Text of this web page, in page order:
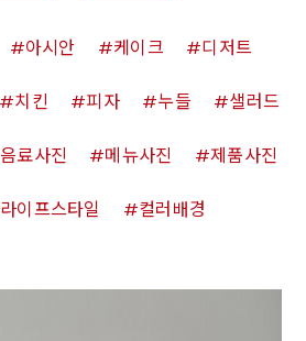
아시안 케이크 디저트
치킨 피자 누들 샐러드
음료사진 메뉴사진 제품사진
라이프스타일 컬러배경